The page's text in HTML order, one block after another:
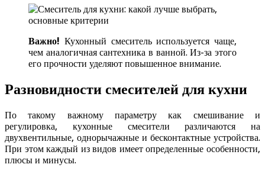
Важно! Кухонный смеситель используется чаще,
чем аналогичная сантехника в ванной. Из-за этого
его прочности уделяют повышенное внимание.
Разновидности смесителей для кухни
По такому важному параметру как смешивание и
регулировка, кухонные смесители различаются на
двухвентильные, однорычажные и бесконтактные устройства.
При этом каждый из видов имеет определенные особенности,
плюсы и минусы.